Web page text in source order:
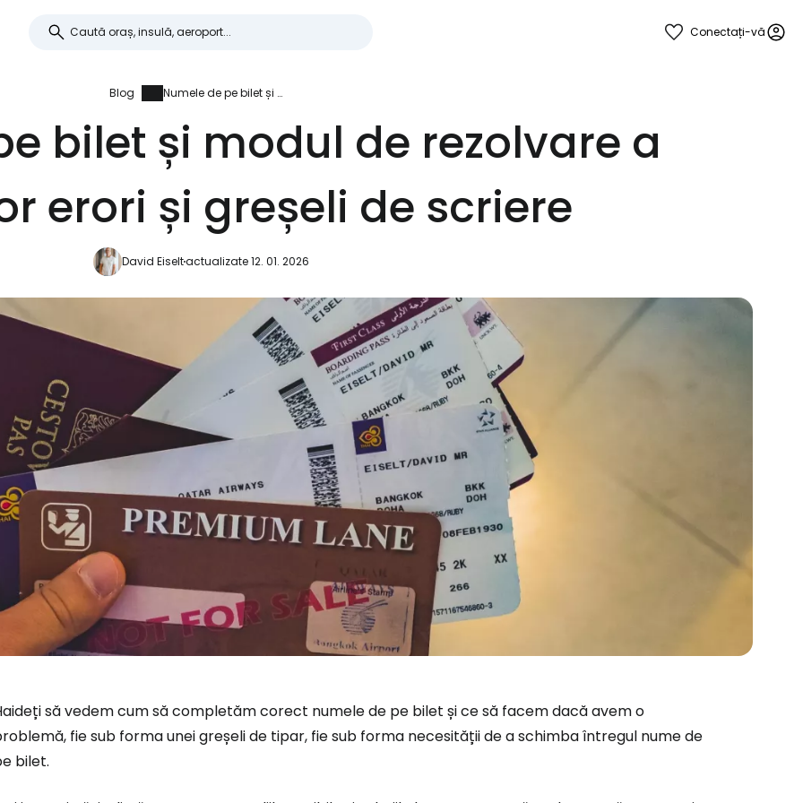
Conectați-vă
Blog Numele de pe bilet și modul de rezolvare a diferitelor erori și greșeli de scriere
bilet și modul de rezolvare a
erori și greșeli de scriere
David Eiseltactualizate 12. 01. 2026
să vedem cum să completăm corect numele de pe bilet și ce să facem dacă avem o
fie sub forma unei greșeli de tipar, fie sub forma necesității de a schimba întregul nume de
bilet.